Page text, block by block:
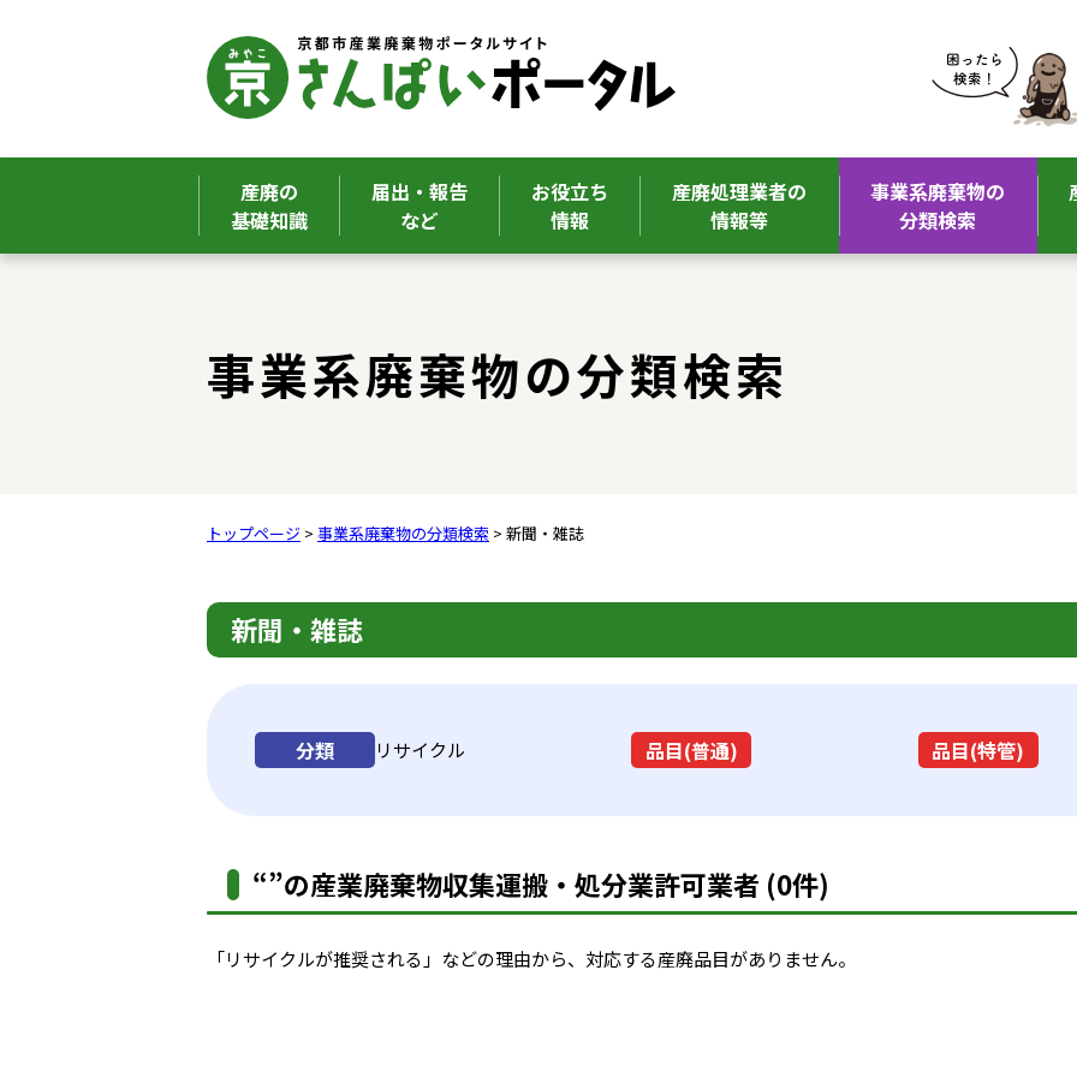
産廃の
基礎知識
届出・報告
など
お役立ち
情報
産廃処理業者の
情報等
事業系廃棄物の
分類検索
事業系廃棄物の分類検索
トップページ > 事業系廃棄物の分類検索 > 新聞・雑誌
新聞・雑誌
分類 リサイクル 品目(普通) 品目(特管)
“”の産業廃棄物収集運搬・処分業許可業者 (0件)
「リサイクルが推奨される」などの理由から、対応する産廃品目がありません。